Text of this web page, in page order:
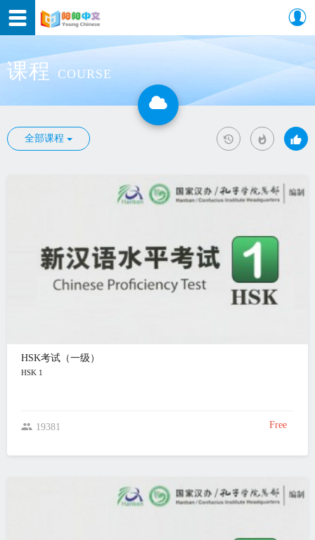
课程 COURSE
全部课程
HSK考试（一级）
HSK 1
19381 Free